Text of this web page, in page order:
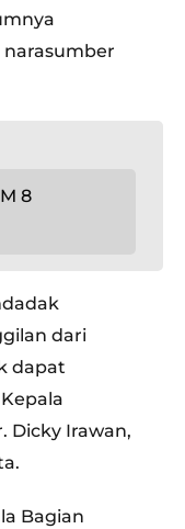
8
dari
dapat
Dicky Irawan,
Bagian